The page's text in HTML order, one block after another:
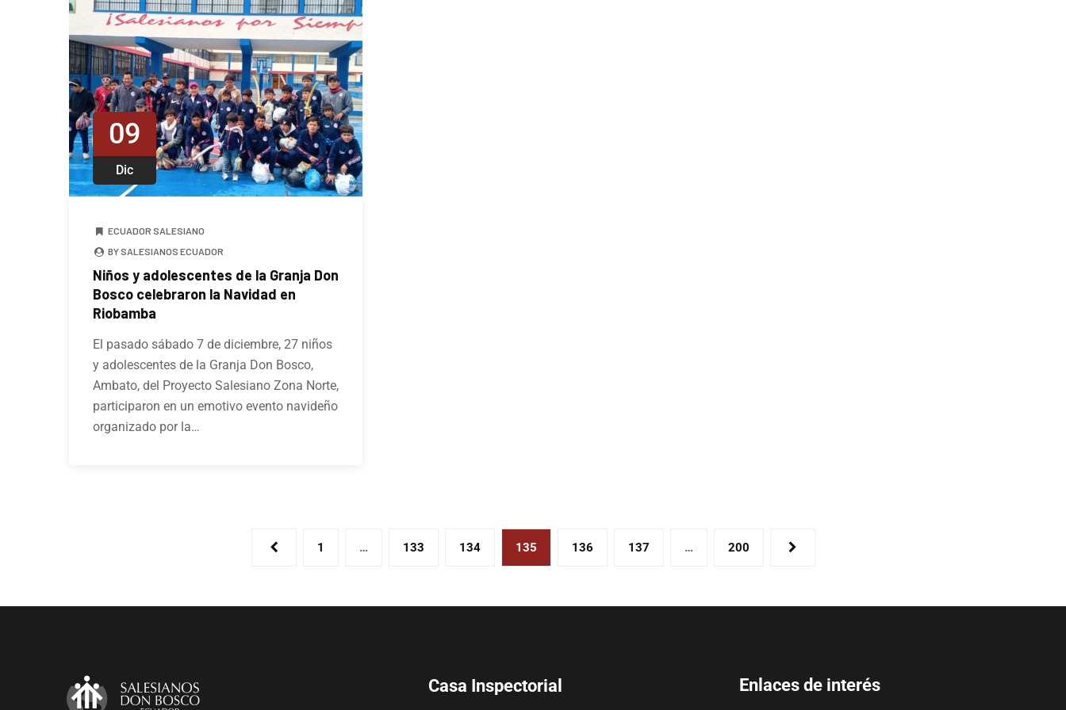
09
Dic
ECUADOR SALESIANO
BY SALESIANOS ECUADOR
Niños y adolescentes de la Granja Don
Bosco celebraron la Navidad en
Riobamba
El pasado sábado 7 de diciembre, 27 niños
y adolescentes de la Granja Don Bosco,
Ambato, del Proyecto Salesiano Zona Norte,
participaron en un emotivo evento navideño
organizado por la…
1 … 133 134 135 136 137 … 200
Casa Inspectorial Enlaces de interés